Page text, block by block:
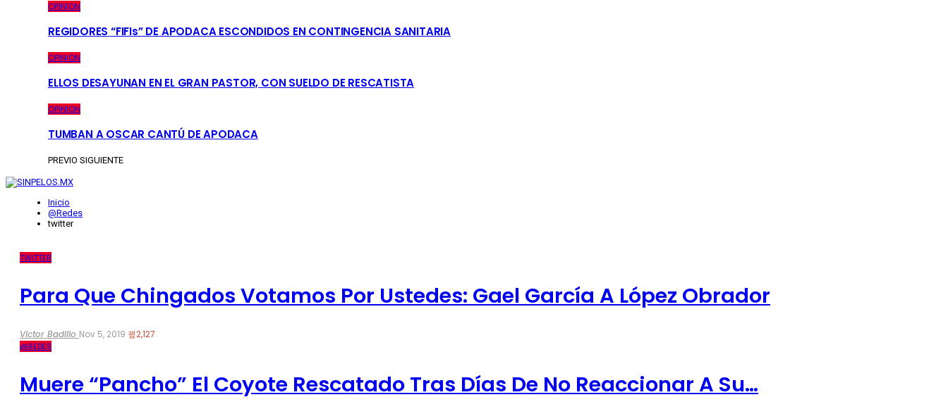
OPINION
REGIDORES “FIFIs” DE APODACA ESCONDIDOS EN CONTINGENCIA SANITARIA
OPINION
ELLOS DESAYUNAN EN EL GRAN PASTOR, CON SUELDO DE RESCATISTA
OPINION
TUMBAN A OSCAR CANTÚ DE APODACA
PREVIO SIGUIENTE
Inicio
@Redes
twitter
TWITTER
Para Que Chingados Votamos Por Ustedes: Gael García A López Obrador
Victor Badillo Nov 5, 2019 2,127
@REDES
Muere “Pancho” El Coyote Rescatado Tras Días De No Reaccionar A Su…